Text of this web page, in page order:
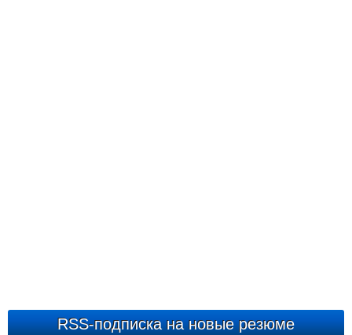
RSS-подписка на новые резюме